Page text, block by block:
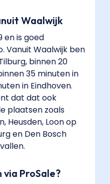
Waalwijk
en is goed
Vanuit Waalwijk ben
binnen 20
35 minuten in
in Eindhoven.
dat dat ook
plaatsen zoals
Heusden, Loon op
en Den Bosch
ProSale?